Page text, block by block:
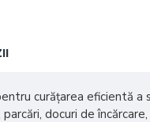
curățarea eficientă a
docuri de